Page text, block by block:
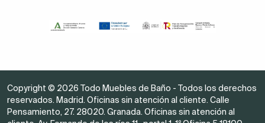
Copyright © 2026 Todo Muebles de Baño - Todos los derechos
reservados. Madrid. Oficinas sin atención al cliente. Calle
Pensamiento, 27. 28020. Granada. Oficinas sin atención al